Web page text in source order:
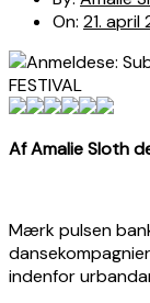
On: 21. april
Af Amalie Sloth
Mærk pulsen
indenfor